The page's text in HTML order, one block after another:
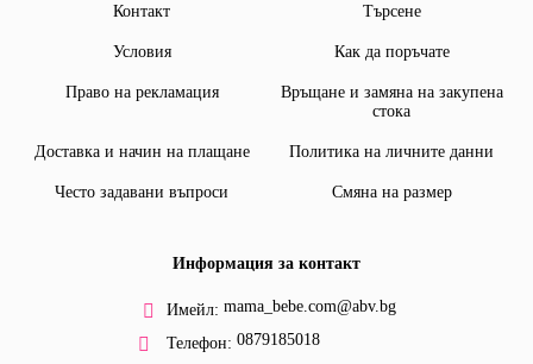
Контакт Търсене
Условия Как да поръчате
Право на рекламация
Връщане и замяна на закупена
стока
Доставка и начин на плащане Политика на личните данни
Често задавани въпроси Смяна на размер
Информация за контакт
Имейл: mama_bebe.com@abv.bg
Телефон: 0879185018